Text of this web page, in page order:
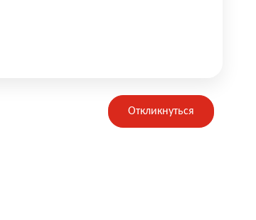
Откликнуться